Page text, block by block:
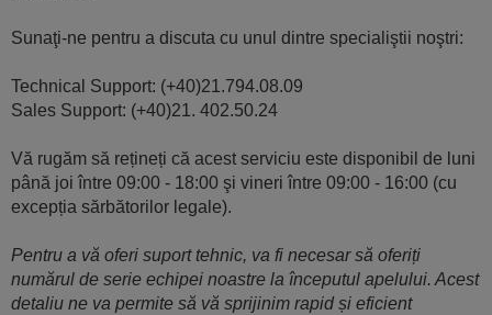
Sunaţi-ne pentru a discuta cu unul dintre specialiştii noştri:
Technical Support: (+40)21.794.08.09
Sales Support: (+40)21. 402.50.24
Vă rugăm să rețineți că acest serviciu este disponibil de luni
până joi între 09:00 - 18:00 şi vineri între 09:00 - 16:00 (cu
excepția sărbătorilor legale).
Pentru a vă oferi suport tehnic, va fi necesar să oferiți
numărul de serie echipei noastre la începutul apelului. Acest
detaliu ne va permite să vă sprijinim rapid și eficient